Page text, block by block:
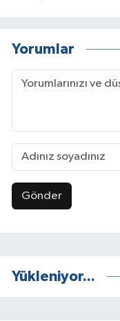
Yorumlar
Gönder
Yükleniyor...